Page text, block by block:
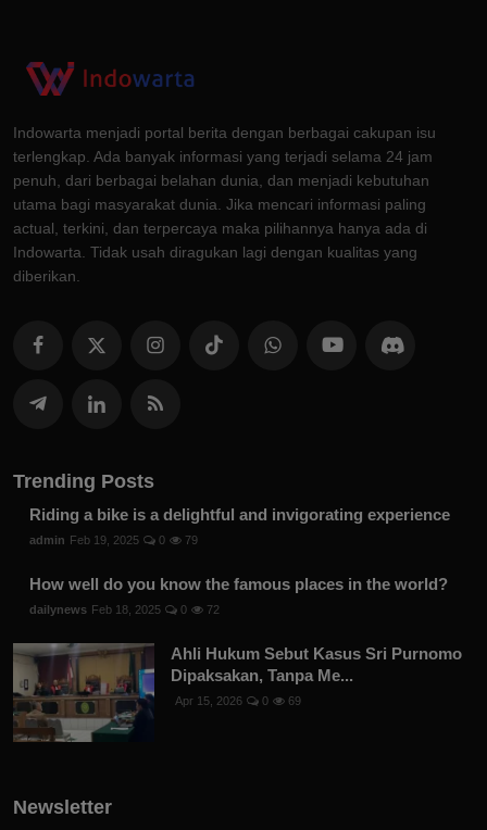
Indowarta menjadi portal berita dengan berbagai cakupan isu
terlengkap. Ada banyak informasi yang terjadi selama 24 jam
penuh, dari berbagai belahan dunia, dan menjadi kebutuhan
utama bagi masyarakat dunia. Jika mencari informasi paling
actual, terkini, dan terpercaya maka pilihannya hanya ada di
Indowarta. Tidak usah diragukan lagi dengan kualitas yang
diberikan.
Trending Posts
Riding a bike is a delightful and invigorating experience
admin Feb 19, 2025 0 79
How well do you know the famous places in the world?
dailynews Feb 18, 2025 0 72
Ahli Hukum Sebut Kasus Sri Purnomo
Dipaksakan, Tanpa Me...
Apr 15, 2026 0 69
Newsletter